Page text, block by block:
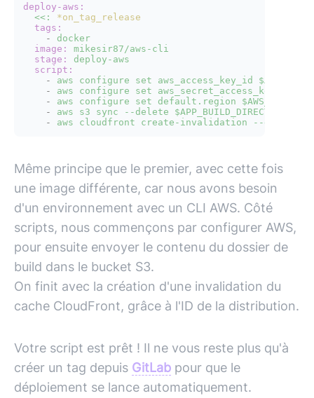
deploy-aws:
<<:
*on_tag_release
tags:
-
docker
image:
mikesir87/aws-cli
stage:
deploy-aws
script:
-
aws configure set aws_access_key_id
-
aws configure set aws_secret_access_key
-
aws configure set default.region
$AWS_REGION
-
aws s3 sync --delete $APP_BUILD_DIRECTORY/
-
aws cloudfront create-invalidation --
Même principe que le premier, avec cette fois
une image différente, car nous avons besoin
d'un environnement avec un CLI AWS. Côté
scripts, nous commençons par configurer AWS,
pour ensuite envoyer le contenu du dossier de
build dans le bucket S3.
On finit avec la création d'une invalidation du
cache CloudFront, grâce à l'ID de la distribution.
Votre script est prêt ! Il ne vous reste plus qu'à
créer un tag depuis GitLab pour que le
déploiement se lance automatiquement.